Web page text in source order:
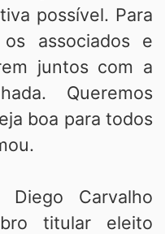
possível. Para
associados e
juntos com a
Queremos
boa para todos
Diego Carvalho
titular eleito